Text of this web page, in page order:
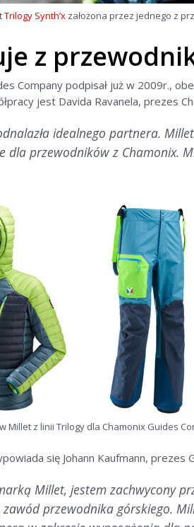
Trilogy Synth’x założona przez jednego z
z
Company podpisał już w 2009r.,
jest Davida Ravanela, prezes
idealnego partnera.
przewodników z Chamonix.
Millet z linii Trilogy dla Chamonix Guides
się Johann Kaufmann,
Millet, jestem zachwycony
przewodnika górskiego.